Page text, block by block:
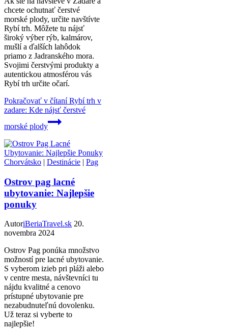
chcete ochutnať čerstvé
morské plody, určite navštívte
Rybí trh. Môžete tu nájsť
široký výber rýb, kalmárov,
mušlí a ďalších lahôdok
priamo z Jadranského mora.
Svojimi čerstvými produkty a
autentickou atmosférou vás
Rybí trh určite očarí.
Pokračovať v čítaníRybí trh v
zadare: Kde nájsť čerstvé
morské plody
Chorvátsko | Destinácie | Pag
Ostrov pag lacné
ubytovanie: Najlepšie
ponuky
AutoriBeriaTravel.sk 20.
novembra 2024
Ostrov Pag ponúka množstvo
možností pre lacné ubytovanie.
S vyberom izieb pri pláži alebo
v centre mesta, návštevníci tu
nájdu kvalitné a cenovo
prístupné ubytovanie pre
nezabudnuteľnú dovolenku.
Už teraz si vyberte to
najlepšie!